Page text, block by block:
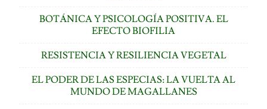
BOTÁNICA Y PSICOLOGÍA POSITIVA. EL
EFECTO BIOFILIA
RESISTENCIA Y RESILIENCIA VEGETAL
EL PODER DE LAS ESPECIAS: LA VUELTA AL
MUNDO DE MAGALLANES